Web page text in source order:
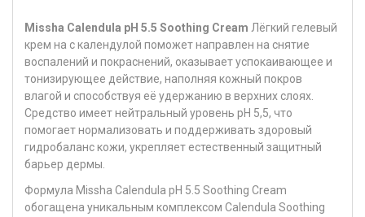
Missha Calendula pH 5.5 Soothing Cream Лёгкий гелевый
крем на с календулой поможет направлен на снятие
воспалений и покраснений, оказывает успокаивающее и
тонизирующее действие, наполняя кожный покров
влагой и способствуя её удержанию в верхних слоях.
Средство имеет нейтральный уровень pH 5,5, что
помогает нормализовать и поддерживать здоровый
гидробаланс кожи, укрепляет естественный защитный
барьер дермы.
Формула Missha Calendula pH 5.5 Soothing Cream
обогащена уникальным комплексом Calendula Soothing